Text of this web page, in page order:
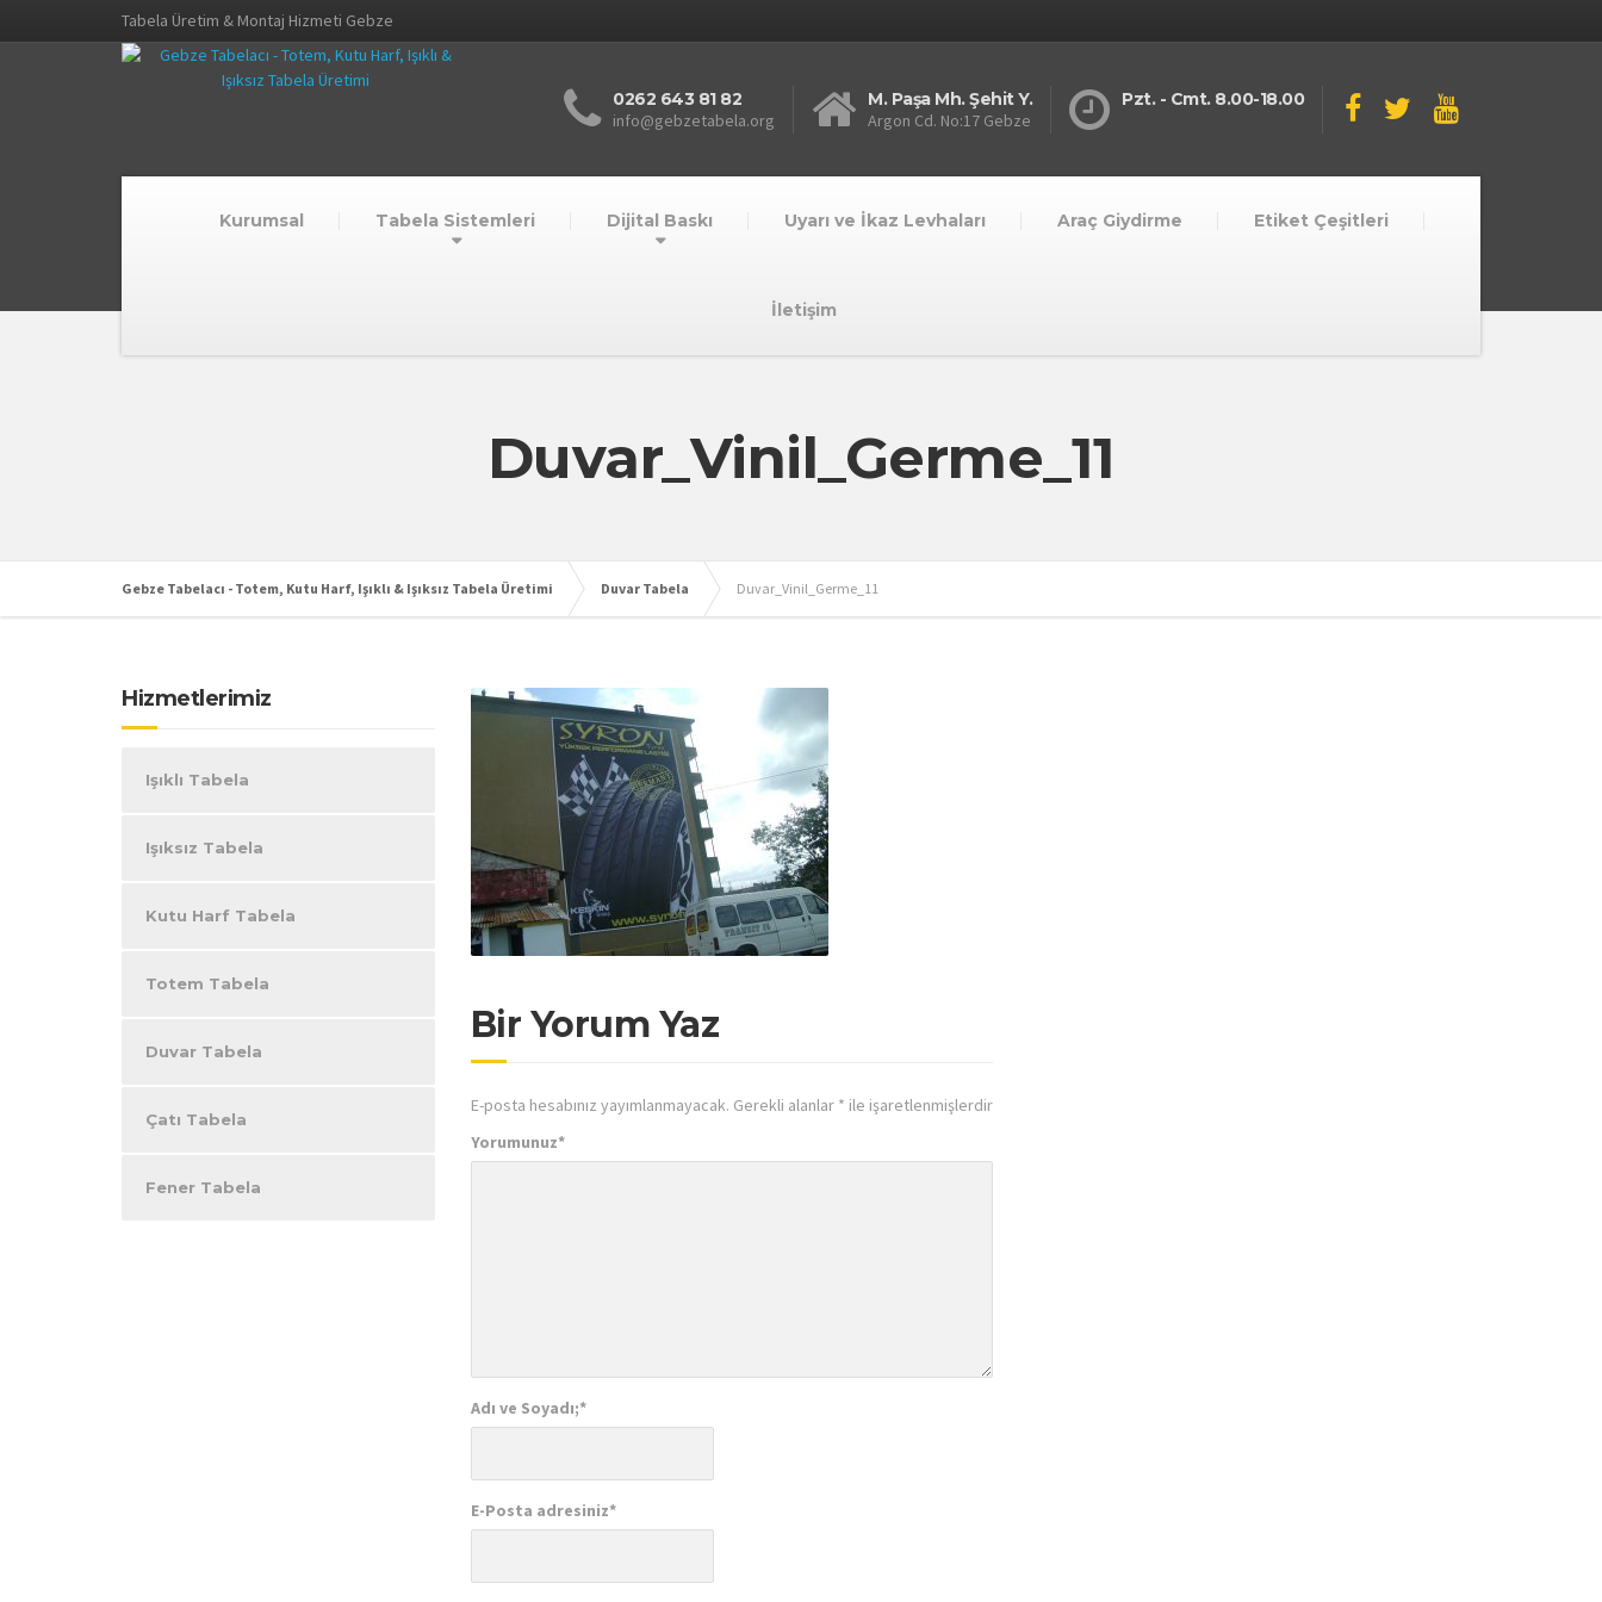
Tabela Üretim & Montaj Hizmeti Gebze
0262 643 81 82
info@gebzetabela.org
M. Paşa Mh. Şehit Y.
Argon Cd. No:17 Gebze
Pzt. - Cmt. 8.00-18.00
Kurumsal Tabela Sistemleri Dijital Baskı Uyarı ve İkaz Levhaları Araç Giydirme Etiket Çeşitleri
İletişim
Duvar_Vinil_Germe_11
Gebze Tabelacı - Totem, Kutu Harf, Işıklı & Işıksız Tabela Üretimi Duvar Tabela Duvar_Vinil_Germe_11
Bir Yorum Yaz
E-posta hesabınız yayımlanmayacak. Gerekli alanlar * ile işaretlenmişlerdir
Yorumunuz*
Adı ve Soyadı;*
E-Posta adresiniz*
Hizmetlerimiz
Işıklı Tabela
Işıksız Tabela
Kutu Harf Tabela
Totem Tabela
Duvar Tabela
Çatı Tabela
Fener Tabela